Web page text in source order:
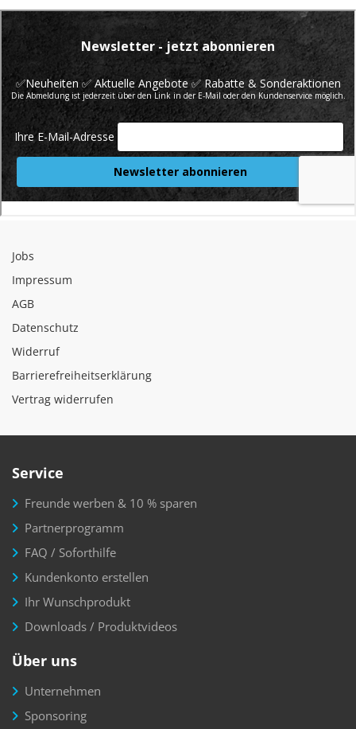
Jobs
Impressum
AGB
Datenschutz
Widerruf
Barrierefreiheitserklärung
Vertrag widerrufen
Service
Freunde werben & 10 % sparen
Partnerprogramm
FAQ / Soforthilfe
Kundenkonto erstellen
Ihr Wunschprodukt
Downloads / Produktvideos
Über uns
Unternehmen
Sponsoring